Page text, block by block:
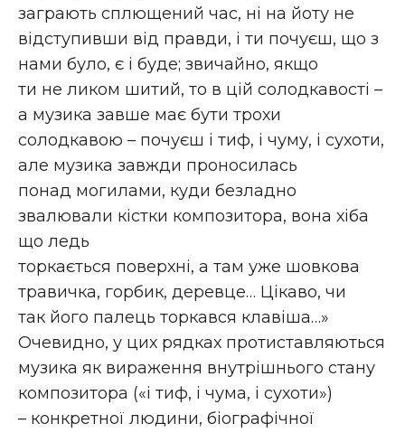
заграють сплющений час, ні на йоту не
відступивши від правди, і ти почуєш, що з
нами було, є і буде; звичайно, якщо
ти не ликом шитий, то в цій солодкавості –
а музика завше має бути трохи
солодкавою – почуєш і тиф, і чуму, і сухоти,
але музика завжди проносилась
понад могилами, куди безладно
звалювали кістки композитора, вона хіба
що ледь
торкається поверхні, а там уже шовкова
травичка, горбик, деревце… Цікаво, чи
так його палець торкався клавіша…»
Очевидно, у цих рядках протиставляються
музика як вираження внутрішнього стану
композитора («і тиф, і чума, і сухоти»)
– конкретної людини, біографічної